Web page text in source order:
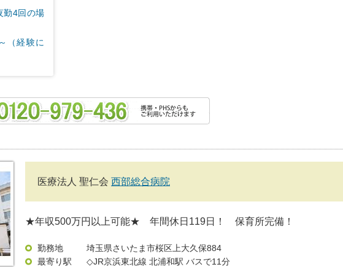
勤4回の場
（経験に
医療法人 聖仁会 西部総合病院
★年収500万円以上可能★ 年間休日119日！ 保育所完備！
勤務地
埼玉県さいたま市桜区上大久保884
最寄り駅
◇JR京浜東北線 北浦和駅 バスで11分